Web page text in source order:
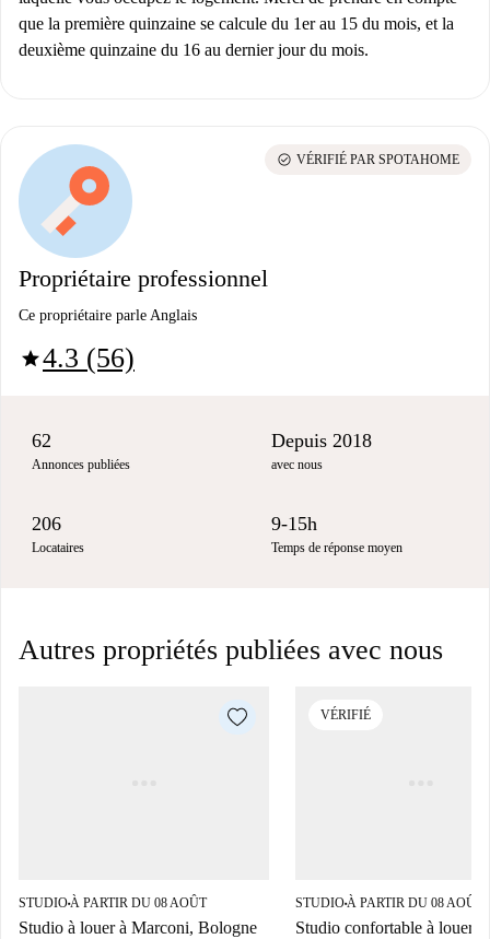
que la première quinzaine se calcule du 1er au 15 du mois, et la
deuxième quinzaine du 16 au dernier jour du mois.
Propriétaire professionnel
Ce propriétaire parle Anglais
star4.3 (56)
check_circle VÉRIFIÉ PAR SPOTAHOME
62
Annonces publiées
Depuis 2018
avec nous
206
Locataires
9-15h
Temps de réponse moyen
Autres propriétés publiées avec nous
STUDIO■À PARTIR DU 08 AOÛT
Studio à louer à Marconi, Bologne
VÉRIFIÉ
STUDIO■À PARTIR DU 08 AOÛT
Studio confortable à louer à